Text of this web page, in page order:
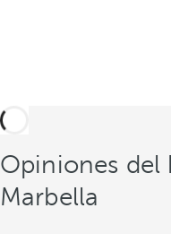
Opiniones del
Marbella